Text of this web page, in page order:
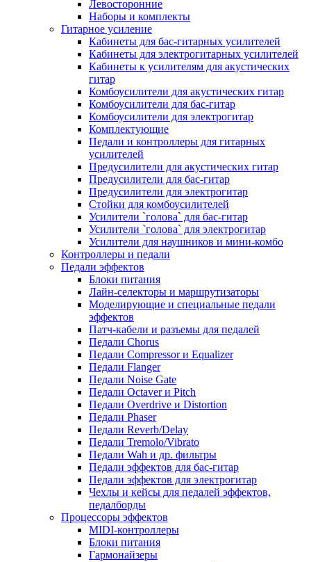
Левосторонние
Наборы и комплекты
Гитарное усиление
Кабинеты для бас-гитарных усилителей
Кабинеты для электрогитарных усилителей
Кабинеты к усилителям для акустических
гитар
Комбоусилители для акустических гитар
Комбоусилители для бас-гитар
Комбоусилители для электрогитар
Комплектующие
Педали и контроллеры для гитарных
усилителей
Предусилители для акустических гитар
Предусилители для бас-гитар
Предусилители для электрогитар
Стойки для комбоусилителей
Усилители `голова` для бас-гитар
Усилители `голова` для электрогитар
Усилители для наушников и мини-комбо
Контроллеры и педали
Педали эффектов
Блоки питания
Лайн-селекторы и маршрутизаторы
Моделирующие и специальные педали
эффектов
Патч-кабели и разъемы для педалей
Педали Chorus
Педали Compressor и Equalizer
Педали Flanger
Педали Noise Gate
Педали Octaver и Pitch
Педали Overdrive и Distortion
Педали Phaser
Педали Reverb/Delay
Педали Tremolo/Vibrato
Педали Wah и др. фильтры
Педали эффектов для бас-гитар
Педали эффектов для электрогитар
Чехлы и кейсы для педалей эффектов,
педалборды
Процессоры эффектов
MIDI-контроллеры
Блоки питания
Гармонайзеры